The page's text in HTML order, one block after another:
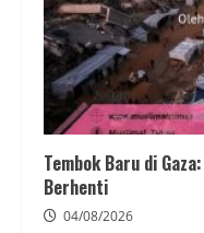
Tembok Baru di
Berhenti
04/08/2026